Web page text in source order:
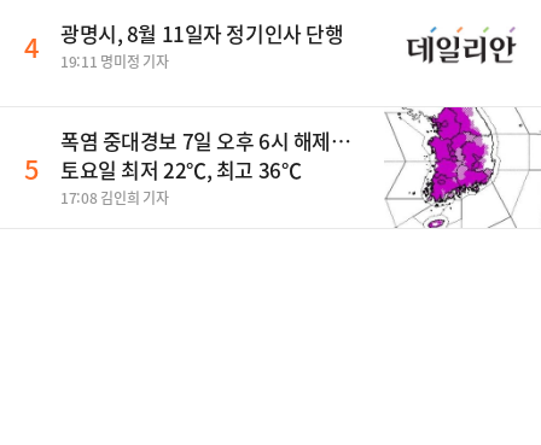
4 광명시, 8월 11일자 정기인사 단행
19:11 명미정 기자
5
폭염 중대경보 7일 오후 6시 해제…
토요일 최저 22℃, 최고 36℃
17:08 김인희 기자